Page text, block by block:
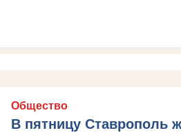
Общество
В пятницу Ставрополь